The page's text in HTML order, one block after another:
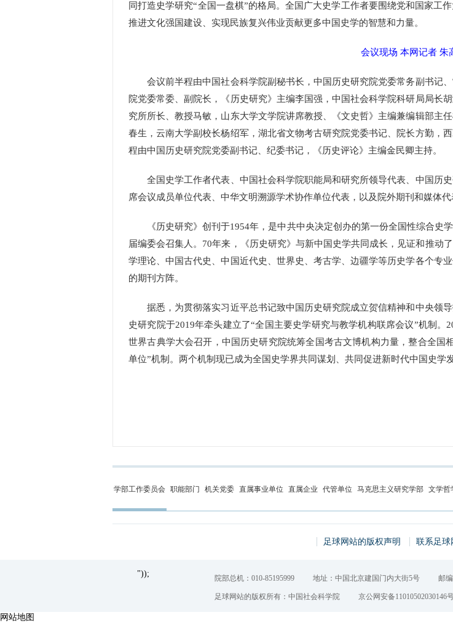
同打造史学研究“全国一盘棋”的格局。全国广大史学工作者要围绕党和国家工
推进文化强国建设、实现民族复兴伟业贡献更多中国史学的智慧和力量。
会议现场 本网记者 朱
会议前半程由中国社会科学院副秘书长，中国历史研究院党委常务副书记
院党委常委、副院长，《历史研究》主编李国强，中国社会科学院科研局局长
究所所长、教授马敏，山东大学文学院讲席教授、《文史哲》主编兼编辑部主
春生，云南大学副校长杨绍军，湖北省文物考古研究院党委书记、院长方勤，
程由中国历史研究院党委副书记、纪委书记，《历史评论》主编金民卿主持。
全国史学工作者代表、中国社会科学院职能局和研究所领导代表、中国历
席会议成员单位代表、中华文明溯源学术协作单位代表，以及院外期刊和媒体代
《历史研究》创刊于1954年，是中共中央决定创办的第一份全国性综合史
届编委会召集人。70年来，《历史研究》与新中国史学共同成长，见证和推动
学理论、中国古代史、中国近代史、世界史、考古学、边疆学等历史学各个专
的期刊方阵。
据悉，为贯彻落实习近平总书记致中国历史研究院成立贺信精神和中央领
史研究院于2019年牵头建立了“全国主要史学研究与教学机构联席会议”机制
世界古典学大会召开，中国历史研究院统筹全国考古文博机构力量，整合全
单位”机制。两个机制现已成为全国史学界共同谋划、共同促进新时代中国史学
学部工作委员会 职能部门 机关党委 直属事业单位 直属企业 代管单位 马克思主义研究学部 文学哲
足球网站的版权声明 联系足球
")); 院部总机：010-85195999 地址：中国北京建国门内大街5号 邮
足球网站的版权所有：中国社会科学院 京公网安备11010502030146
网站地图